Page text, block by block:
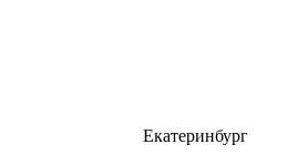
Екатеринбург